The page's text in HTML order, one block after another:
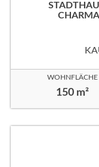
WOHNFLÄCHE
150 m²